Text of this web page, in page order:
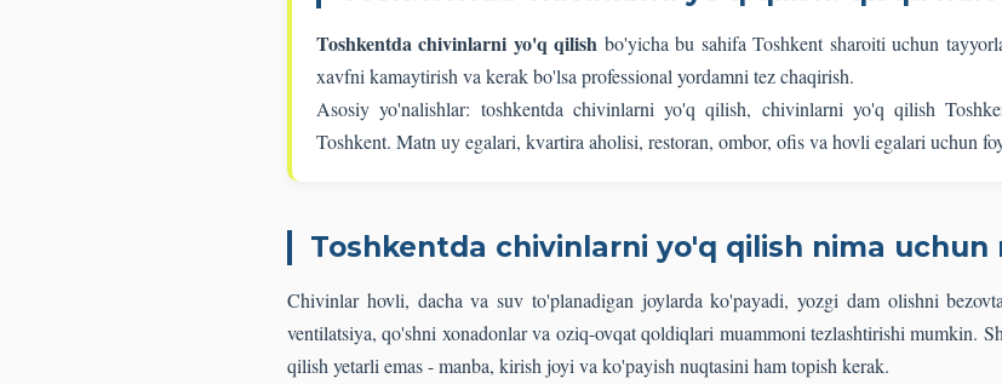
Toshkentda chivinlarni yo'q qilish bo'yicha bu sahifa Toshkent sharoiti uchun
xavfni kamaytirish va kerak bo'lsa professional yordamni tez chaqirish.
Asosiy yo'nalishlar: toshkentda chivinlarni yo'q qilish, chivinlarni yo'q qilish
Toshkent. Matn uy egalari, kvartira aholisi, restoran, ombor, ofis va hovli egalari uchun
Toshkentda chivinlarni yo'q qilish nima uchun
Chivinlar hovli, dacha va suv to'planadigan joylarda ko'payadi, yozgi dam olishni
ventilatsiya, qo'shni xonadonlar va oziq-ovqat qoldiqlari muammoni tezlashtirishi mumkin.
qilish yetarli emas - manba, kirish joyi va ko'payish nuqtasini ham topish kerak.